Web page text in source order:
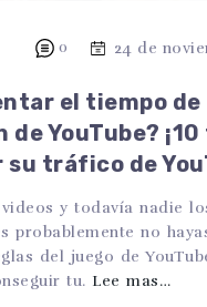
0 24 de
el tiempo de
YouTube?
tráfico de
y todavía nadie
probablemente no
del juego de
tu. Lee mas…